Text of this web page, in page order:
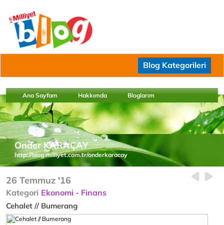
Blog Kategorileri
Ana Sayfam Hakkımda Bloglarım
Onder KARAÇAY
http://blog.milliyet.com.tr/onderkaracay
26 Temmuz '16
Kategori Ekonomi - Finans
Cehalet // Bumerang